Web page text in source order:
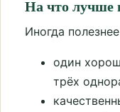
На что лучше
Иногда
один
трёх